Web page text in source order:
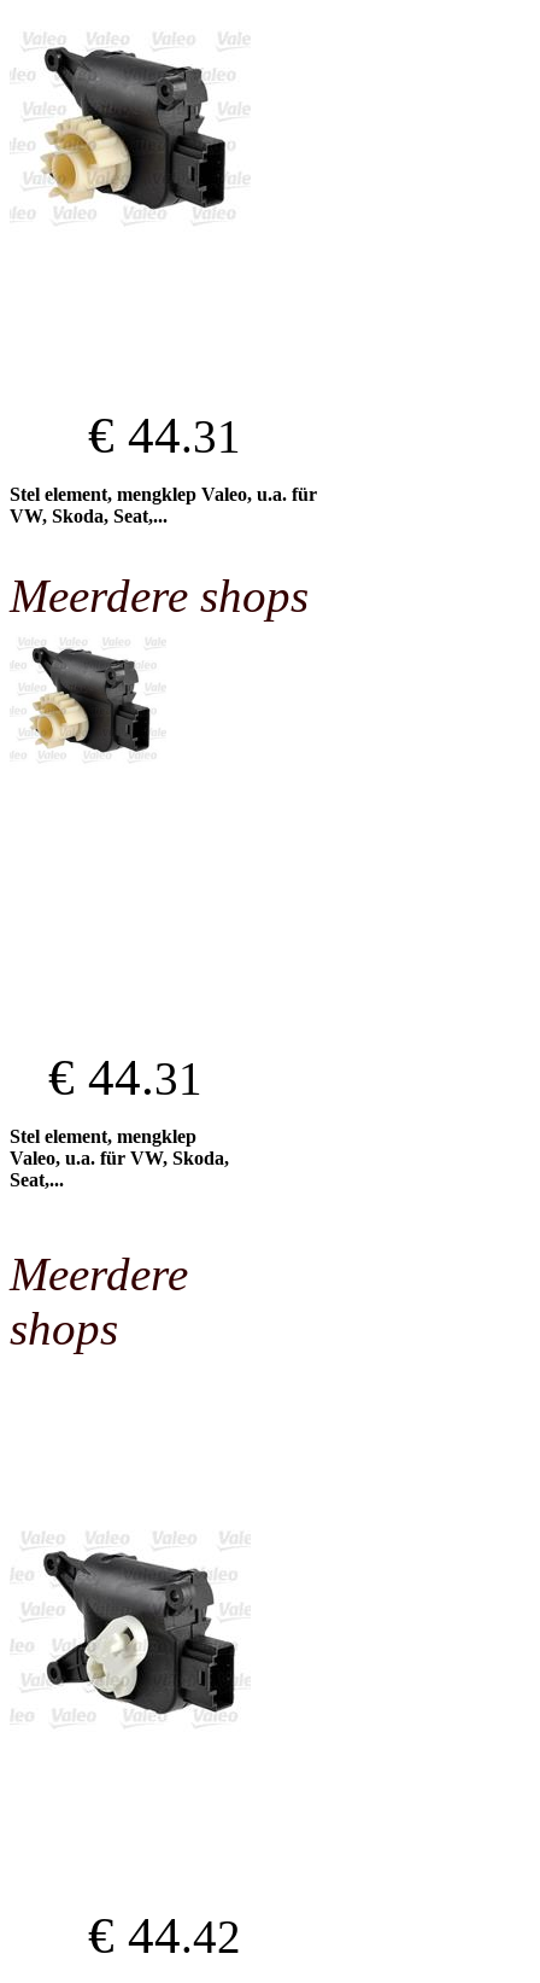
€ 44.31
Stel element, mengklep Valeo, u.a. für
VW, Skoda, Seat,...
Meerdere shops
€ 44.31
Stel element, mengklep
Valeo, u.a. für VW, Skoda,
Seat,...
Meerdere
shops
€ 44.42